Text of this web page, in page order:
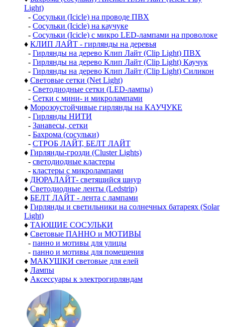
Light)
- Сосульки (Icicle) на проводе ПВХ
- Сосульки (Icicle) на каучуке
- Сосульки (Icicle) с микро LED-лампами на проволоке
♦ КЛИП ЛАЙТ - гирлянды на деревья
- Гирлянды на дерево Клип Лайт (Clip Light) ПВХ
- Гирлянды на дерево Клип Лайт (Clip Light) Каучук
- Гирлянды на дерево Клип Лайт (Clip Light) Силикон
♦ Световые сетки (Net Light)
- Светодиодные сетки (LED-лампы)
- Сетки с мини- и микролампами
♦ Морозоустойчивые гирлянды на КАУЧУКЕ
- Гирлянды НИТИ
- Занавесы, сетки
- Бахрома (сосульки)
- СТРОБ ЛАЙТ, БЕЛТ ЛАЙТ
♦ Гирлянды-грозди (Cluster Lights)
- светодиодные кластеры
- кластеры с микролампами
♦ ДЮРАЛАЙТ- светящийся шнур
♦ Светодиодные ленты (Ledstrip)
♦ БЕЛТ ЛАЙТ - лента с лампами
♦ Гирлянды и светильники на солнечных батареях (Solar
Light)
♦ ТАЮЩИЕ СОСУЛЬКИ
♦ Световые ПАННО и МОТИВЫ
- панно и мотивы для улицы
- панно и мотивы для помещения
♦ МАКУШКИ световые для елей
♦ Лампы
♦ Аксессуары к электрогирляндам